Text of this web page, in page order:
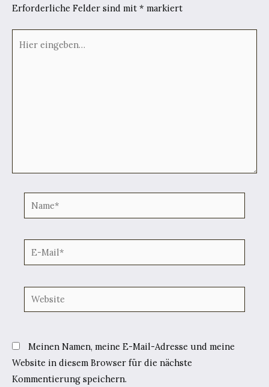
Erforderliche Felder sind mit * markiert
eingeben…
Name*
E-
Mail*
Website
Meinen Namen, meine E-Mail-Adresse und meine
Website in diesem Browser für die nächste
Kommentierung speichern.